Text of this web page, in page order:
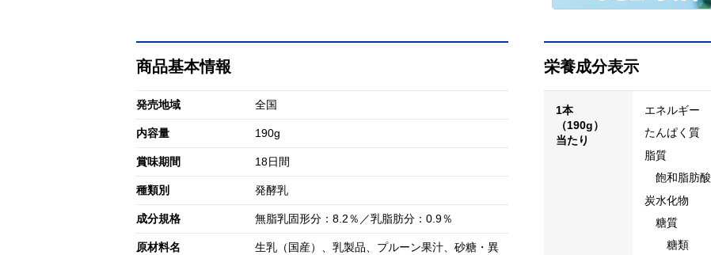
商品基本情報
発売地域 全国
内容量 190g
賞味期間 18日間
種類別 発酵乳
成分規格 無脂乳固形分：8.2％／乳脂肪分：0.9％
原材料名
生乳（国産）、乳製品、プルーン果汁、砂糖・異
栄養成分表示
1本
（190g）
当たり
エネルギー
たんぱく質
脂質
飽和脂肪酸
炭水化物
糖質
糖類